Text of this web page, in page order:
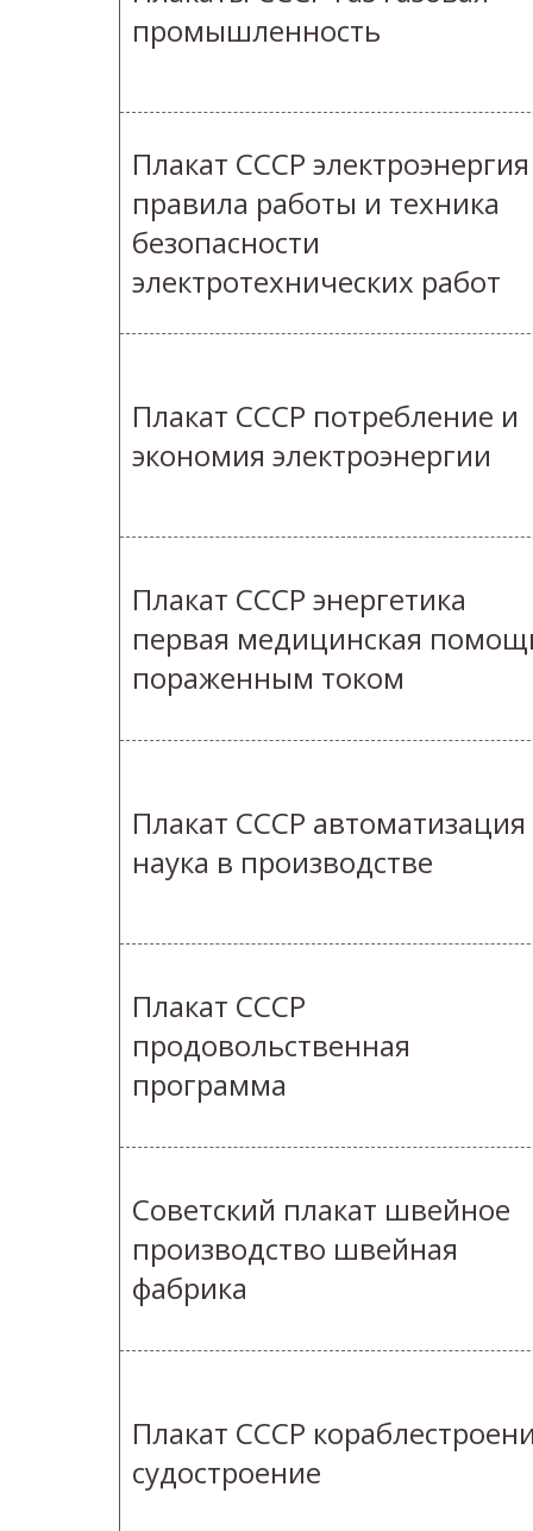
промышленность
Плакат СССР электроэнергия
правила работы и техника
безопасности
электротехнических работ
Плакат СССР потребление и
экономия электроэнергии
Плакат СССР энергетика
первая медицинская
пораженным током
Плакат СССР
наука в производстве
Плакат СССР
продовольственная
программа
Советский плакат швейное
производство швейная
фабрика
Плакат СССР
судостроение